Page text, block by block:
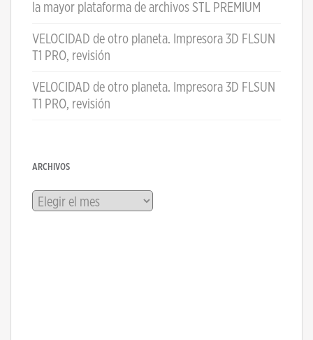
la mayor plataforma de archivos STL PREMIUM
VELOCIDAD de otro planeta. Impresora 3D FLSUN
T1 PRO, revisión
VELOCIDAD de otro planeta. Impresora 3D FLSUN
T1 PRO, revisión
ARCHIVOS
Archivos